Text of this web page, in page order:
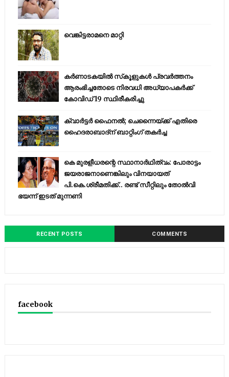
വെങ്കിട്ടരാമനെ മാറ്റി
കര്‍ണാടകയില്‍ സ്‌കൂളുകള്‍ പ്രവര്‍ത്തനം
ആരംഭിച്ചതോടെ നിരവധി അധ്യാപകര്‍ക്ക്
കോവിഡ് 19 സ്ഥിരീകരിച്ചു
ക്വാർട്ടർ ഫൈനൽ; ചെന്നൈയ്ക്ക് എതിരെ
ഹൈദരാബാദ്ന് ബാറ്റിംഗ് തകർച്ച
കെ മുരളീധരന്റെ സ്ഥാനാർഥിത്വം: പോരാട്ടം
ജയരാജനാണെങ്കിലും വിനയായത്
പി.കെ.ശ്രീമതിക്ക്.. രണ്ട് സീറ്റിലും തോൽവി
ഭയന്ന്‌ ഇടത് മുന്നണി
RECENT POSTS COMMENTS
facebook